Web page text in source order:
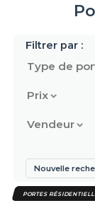
Filtrer par :
Type de
Prix
Vendeur
Nouvelle
PORTES